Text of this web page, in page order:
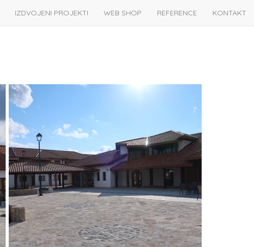
IZDVOJENI PROJEKTI WEB SHOP REFERENCE KONTAKT